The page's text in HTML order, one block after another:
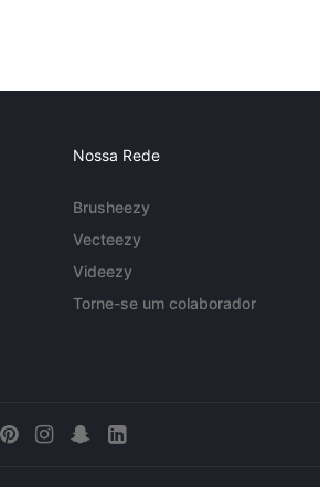
Nossa Rede
Brusheezy
Vecteezy
Videezy
Torne-se um colaborador